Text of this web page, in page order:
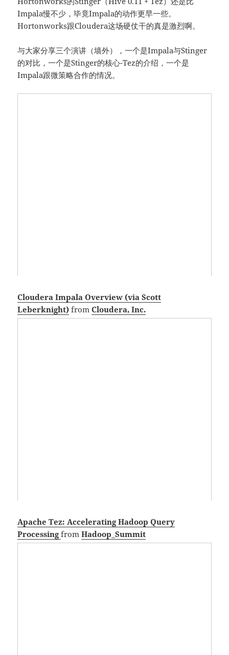
Impala慢不少，毕竟Impala的动作更早一些。
Hortonworks跟Cloudera这场硬仗干的真是激烈啊。
与大家分享三个演讲（墙外），一个是Impala与Stinger
的对比，一个是Stinger的核心-Tez的介绍，一个是
Impala跟微策略合作的情况。
Cloudera Impala Overview (via Scott
Leberknight) fromCloudera, Inc.
Apache Tez: Accelerating Hadoop Query
ProcessingfromHadoop_Summit